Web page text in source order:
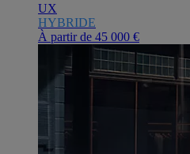
UX
HYBRIDE
À partir de 45 000 €